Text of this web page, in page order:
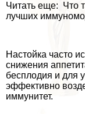
Читать еще: Что
лучших
Настойка часто
снижения
бесплодия и для
эффективно
иммунитет.